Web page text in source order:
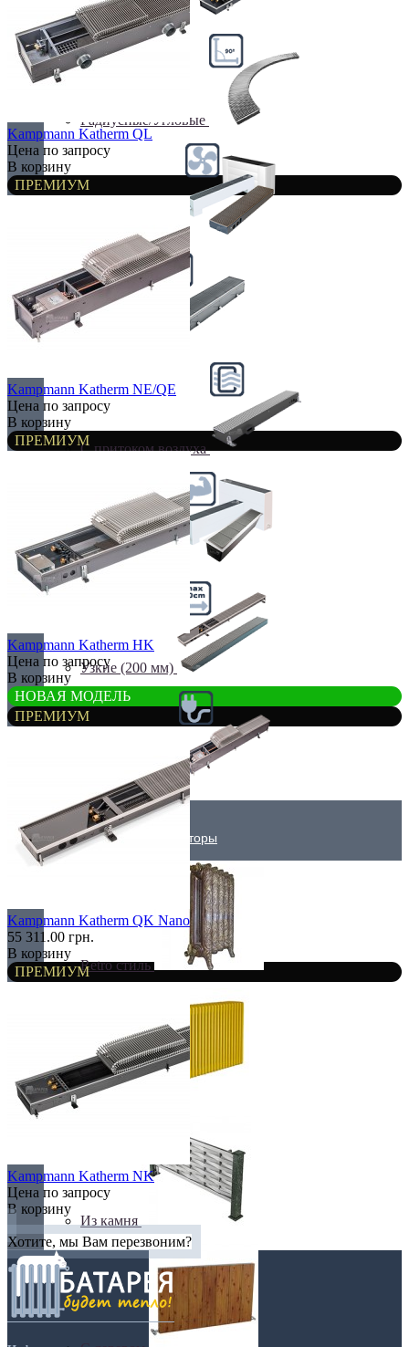
Премиум класс
Радиусные/Угловые
С вентилятором
С притоком воздуха
Самые мощные
Узкие (200 мм)
Электрические
Дизайнерские радиаторы
Retro стиль
В тренде
Из камня
Kampmann Katherm QL
Цена по запросу
В корзину
ПРЕМИУМ
Kampmann Katherm NE/QE
Цена по запросу
В корзину
ПРЕМИУМ
Kampmann Katherm HK
Цена по запросу
В корзину
НОВАЯ МОДЕЛЬ
ПРЕМИУМ
Kampmann Katherm QK Nano
55 311.00 грн.
В корзину
ПРЕМИУМ
Kampmann Katherm NK
Цена по запросу
В корзину
Хотите, мы Вам перезвоним?